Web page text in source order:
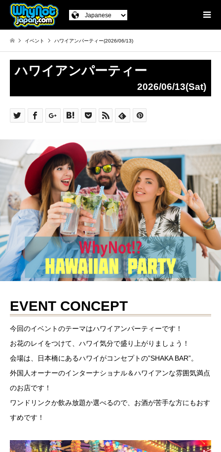
イベント ハワイアンパーティー(2026/06/13)
ハワイアンパーティー
2026/06/13(Sat)
EVENT CONCEPT
今回のイベントのテーマはハワイアンパーティーです！
お花のレイをつけて、ハワイ気分で盛り上がりましょう！
会場は、日本橋にあるハワイがコンセプトの”SHAKA BAR”。
外国人オーナーのインターナショナル＆ハワイアンな雰囲気満点
のお店です！
ワンドリンクか飲み放題か選べるので、お酒が苦手な方にもおす
すめです！